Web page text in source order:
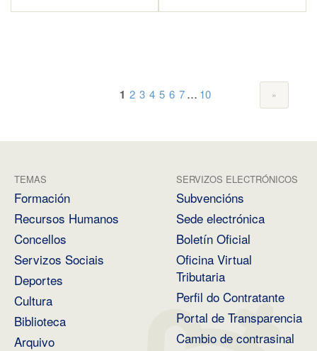
1 2 3 4 5 6 7 ... 10
TEMAS
Formación
Recursos Humanos
Concellos
Servizos Sociais
Deportes
Cultura
Biblioteca
Arquivo
SERVIZOS ELECTRÓNICOS
Subvencións
Sede electrónica
Boletín Oficial
Oficina Virtual
Tributaria
Perfil do Contratante
Portal de Transparencia
Cambio de contrasinal